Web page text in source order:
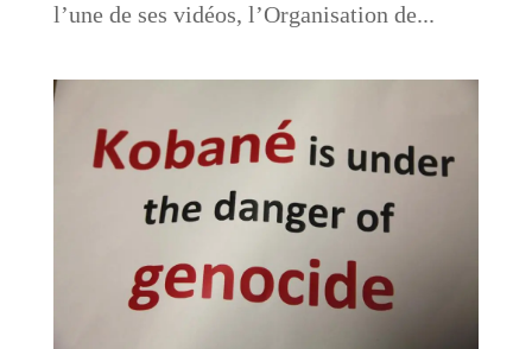
l’une de ses vidéos, l’Organisation de...